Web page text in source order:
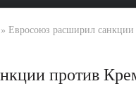
» Евросоюз расширил санкции
против